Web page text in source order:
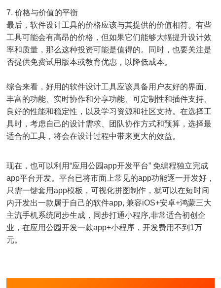
7. 价格与价值的平衡
最后，软件设计工具的价格应该与其提供的价值相符。有些
工具可能会有高昂的价格，但如果它们能够大幅提升设计效
率和质量，那么这种投资可能是值得的。同时，也要关注是
否提供免费试用版本或教育优惠，以降低成本。
综合来看，好用的软件设计工具应该具备用户友好的界面、
丰富的功能、实时协作和分享功能、可定制性和插件支持、
良好的性能和稳定性，以及学习资源和社区支持。在选择工
具时，考虑自己的设计需求、团队协作方式和预算，选择最
适合的工具，将会在设计过程中带来更大的效益。
现在，也可以利用“应用公园app开发平台” 免编程独立完成
app平台开发。平台已将市面上常见的app功能逐一开发好，
只需一键套用app模板，可视化拼图制作，就可以在短时间
内开发出一款属于自己的软件app, 兼容iOS+安卓+鸿蒙三大
主流手机系统同步生成，同步打通小程序,非常适合初创企
业，在应用公园开发一款app+小程序，开发费用不到1万
元。